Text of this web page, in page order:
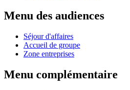
Menu des audiences
Séjour d'affaires
Accueil de groupe
Zone entreprises
Menu complémentaire